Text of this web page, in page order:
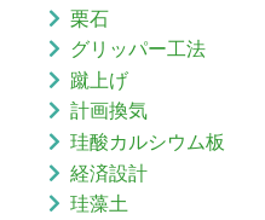
栗石
グリッパー工法
蹴上げ
計画換気
珪酸カルシウム板
経済設計
珪藻土